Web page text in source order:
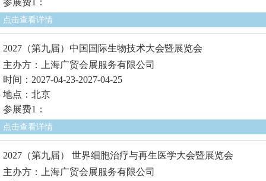
参展费1：
点击查看详情
2027（第九届）中国国际生物技术大会暨展览会
主办方：上海广贸会展服务有限公司
时间：2027-04-23-2027-04-25
地点：北京
参展费1：
点击查看详情
2027（第九届） 世界细胞治疗与再生医学大会暨展览会
主办方：上海广贸会展服务有限公司